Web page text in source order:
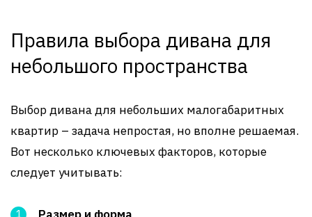
Правила выбора дивана для
небольшого пространства
Выбор дивана для небольших малогабаритных
квартир – задача непростая, но вполне решаемая.
Вот несколько ключевых факторов, которые
следует учитывать: